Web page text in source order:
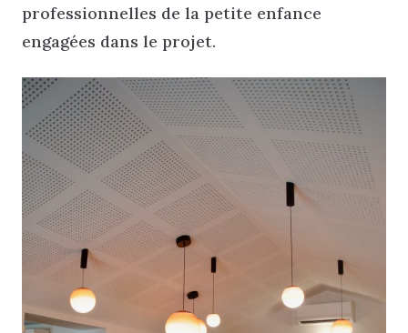
professionnelles de la petite enfance
engagées dans le projet.